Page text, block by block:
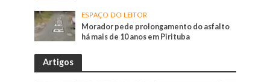
ESPAÇO DO LEITOR
Morador pede prolongamento do asfalto
há mais de 10 anos em Pirituba
Artigos